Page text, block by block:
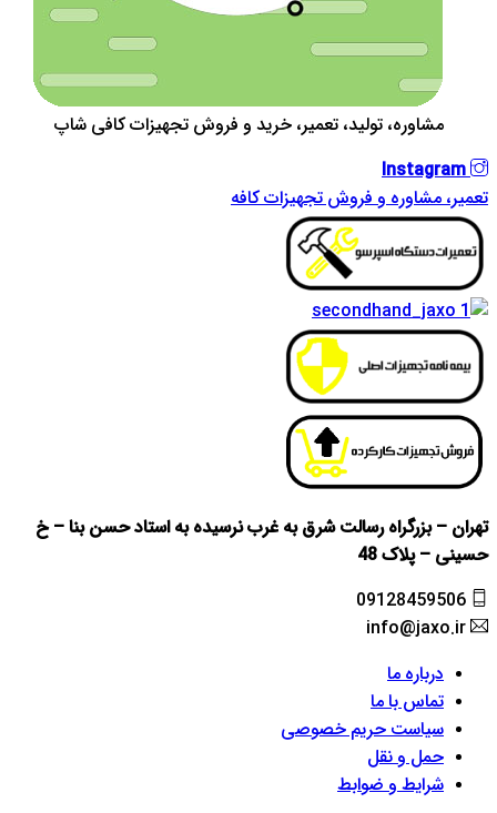
مشاوره، تولید، تعمیر، خرید و فروش تجهیزات کافی شاپ
Instagram
تعمیر، مشاوره و فروش تجهیزات کافه
تهران – بزرگراه رسالت شرق به غرب نرسیده به استاد حسن بنا – خ
حسینی – پلاک 48
09128459506
info@jaxo.ir
درباره ما
تماس با ما
سیاست حریم خصوصی
حمل و نقل
شرایط و ضوابط